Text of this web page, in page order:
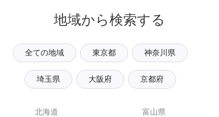
地域から検索する
全ての地域 東京都 神奈川県
埼玉県 大阪府 京都府
北海道
富山県